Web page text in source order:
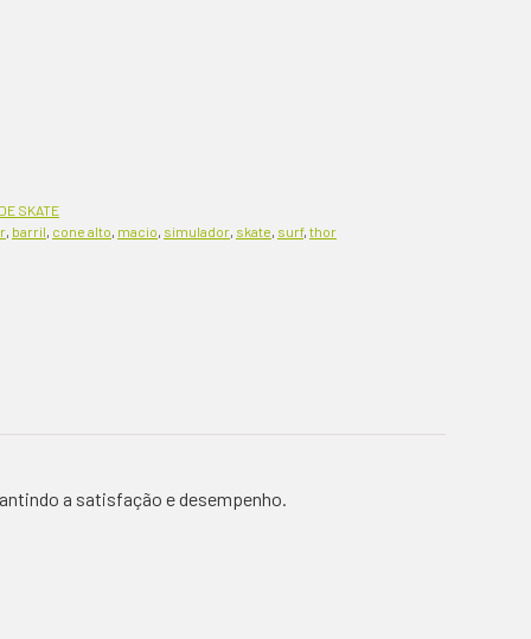
SKATE
, barril, cone alto, macio, simulador, skate, surf, thor
a satisfação e desempenho.